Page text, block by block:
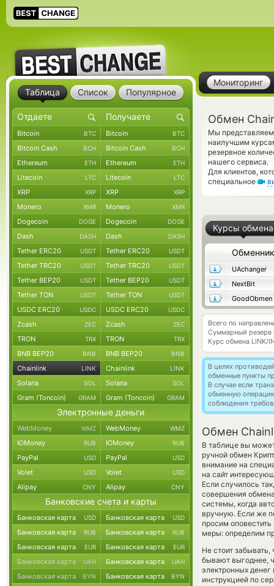
Мониторинг
Обмен
Мы
наилучшим
резервное
нашего сервиса.
Для клиентов,
специальное
Курсы обмена
Обменник
UAchanger
NextBit
GoodObmen
Всего по
Суммарный резерв
Курс обмена LINK/
В целях
обменные пункты
В случае если
обменную
соблюдения
Обмен
В таблице вы
ручной обмен
внимание на
на сайт
Если случилось
совершения
системы, когда
вручную. Если же
просим
меры: определим
Не стоит
бывают выгоднее,
электронных денег
инструкцией по
Таблица Список Популярное
Bitcoin BTC Bitcoin BTC
Bitcoin Cash BCH Bitcoin Cash BCH
Ethereum ETH Ethereum ETH
Litecoin LTC Litecoin LTC
XRP XRP XRP XRP
Monero XMR Monero XMR
Dogecoin DOGE Dogecoin DOGE
Dash DASH Dash DASH
Tether ERC20 USDT Tether ERC20 USDT
Tether TRC20 USDT Tether TRC20 USDT
Tether BEP20 USDT Tether BEP20 USDT
Tether TON USDT Tether TON USDT
USDC ERC20 USDC USDC ERC20 USDC
Zcash ZEC Zcash ZEC
TRON TRX TRON TRX
BNB BEP20 BNB BNB BEP20 BNB
Chainlink LINK Chainlink LINK
Solana SOL Solana SOL
Gram (Toncoin) GRAM Gram (Toncoin) GRAM
Электронные деньги
WebMoney WMZ WebMoney WMZ
ЮMoney RUB ЮMoney RUB
PayPal USD PayPal USD
Volet USD Volet USD
Alipay CNY Alipay CNY
Банковские счета и карты
Банковская карта USD Банковская карта USD
Банковская карта RUB Банковская карта RUB
Банковская карта EUR Банковская карта EUR
Банковская карта UAH Банковская карта UAH
Банковская карта BYN Банковская карта BYN